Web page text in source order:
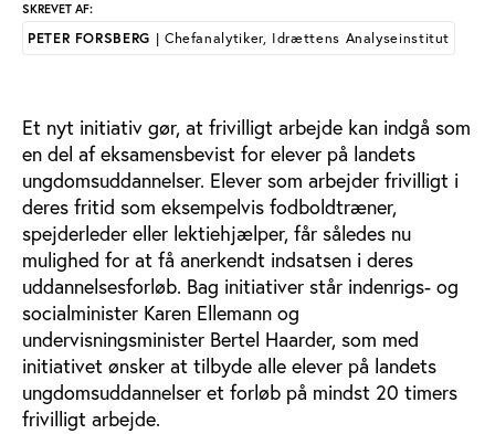
SKREVET AF:
PETER FORSBERG | Chefanalytiker, Idrættens Analyseinstitut
Et nyt initiativ gør, at frivilligt arbejde kan indgå som
en del af eksamensbevist for elever på landets
ungdomsuddannelser. Elever som arbejder frivilligt i
deres fritid som eksempelvis fodboldtræner,
spejderleder eller lektiehjælper, får således nu
mulighed for at få anerkendt indsatsen i deres
uddannelsesforløb. Bag initiativer står indenrigs- og
socialminister Karen Ellemann og
undervisningsminister Bertel Haarder, som med
initiativet ønsker at tilbyde alle elever på landets
ungdomsuddannelser et forløb på mindst 20 timers
frivilligt arbejde.